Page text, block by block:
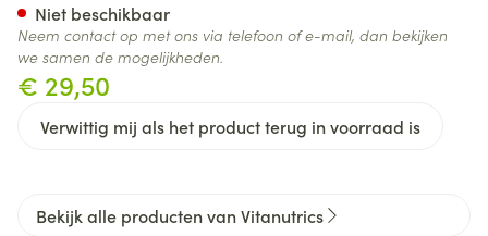
€ 29,50
Verwittig mij als het product terug in voorraad is
Niet beschikbaar
Neem contact op met ons via telefoon of e-mail, dan bekijken
we samen de mogelijkheden.
Bekijk alle producten van Vitanutrics